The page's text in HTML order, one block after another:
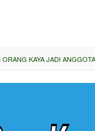
KAYA JADI